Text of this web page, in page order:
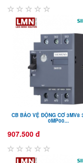
CB BẢO VỆ ĐỘNG CƠ 3MV8
0MP00...
907.500 đ